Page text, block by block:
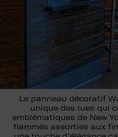
Le panneau décoratif
unique des rues qui
emblématiques de New
flammés assorties aux